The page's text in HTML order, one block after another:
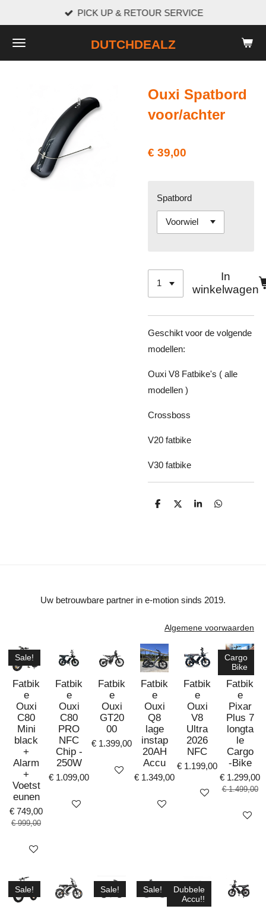
naar
de
DUTCHDEALZ
PICK UP & RETOUR SERVICE
Ouxi Spatbord
voor/achter
€ 39,00
Spatbord
In
winkelwagen
Geschikt voor de volgende
modellen:
Ouxi V8 Fatbike's ( alle
modellen )
Crossboss
V20 fatbike
V30 fatbike
D
D
S
D
Uw betrouwbare partner in e-motion sinds 2019.
Algemene voorwaarden
Sale!
Fatbik
e
Ouxi
C80
Mini
black
+
Alarm
+
Voetst
eunen
€ 749,00
€ 999,00
Bekijk details
Fatbik
e
Ouxi
C80
PRO
NFC
Chip -
250W
€ 1.099,00
Bekijk details
Fatbik
e
Ouxi
GT20
00
€ 1.399,00
Bekijk details
Fatbik
e
Ouxi
Q8
lage
instap
20AH
Accu
€ 1.349,00
Bekijk details
Fatbik
e
Ouxi
V8
Ultra
2026
NFC
€ 1.199,00
Bekijk details
Cargo
Bike
Fatbik
e
Pixar
Plus 7
longta
le
Cargo
-Bike
€ 1.299,00
€ 1.499,00
Bekijk
Sale! Sale! Sale!
Dubbele
Accu!!